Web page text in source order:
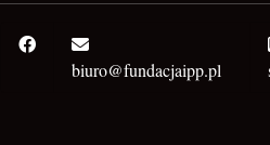
biuro@fundacjaipp.pl